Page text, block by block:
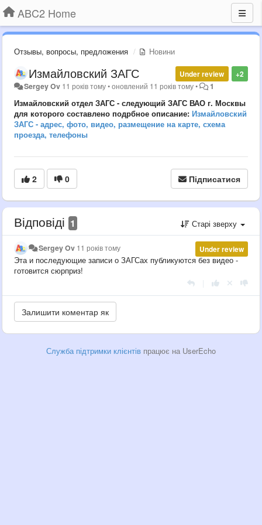
ABC2 Home
Отзывы, вопросы, предложения Новини
+2
Under review
Измайловский ЗАГС
Sergey Ov 11 років тому•оновлений 11 років тому• 1
Измайловский отдел ЗАГС - следующий ЗАГС ВАО г. Москвы
для которого составлено подрбное описание: Измайловский
ЗАГС - адрес, фото, видео, размещение на карте, схема
проезда, телефоны
2 0 Підписатися
Відповіді 1 Старі зверху
Under review
Sergey Ov 11 років тому
Эта и последующие записи о ЗАГСах публикуются без видео -
готовится сюрприз!
Служба підтримки клієнтів працює на UserEcho